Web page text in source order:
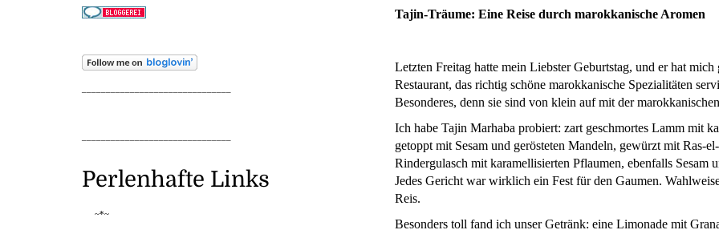
Tajin-Träume: Eine Reise durch marokkanische Aromen
Letzten Freitag hatte mein Liebster Geburtstag, und er hat mich
Restaurant, das richtig schöne marokkanische Spezialitäten
Besonderes, denn sie sind von klein auf mit der
Ich habe Tajin Marhaba probiert: zart geschmortes Lamm mit
getoppt mit Sesam und gerösteten Mandeln, gewürzt mit Ras-
Rindergulasch mit karamellisierten Pflaumen, ebenfalls
Jedes Gericht war wirklich ein Fest für den Gaumen.
Reis.
Besonders toll fand ich unser Getränk: eine Limonade mit
Perlenhafte Links
~*~